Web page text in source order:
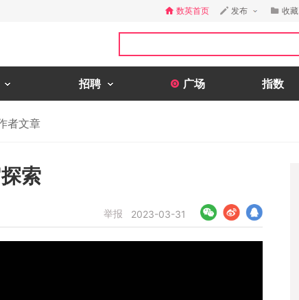
数英首页 发布 收藏
招聘 广场 指数
者文章
索
举报 2023-03-31